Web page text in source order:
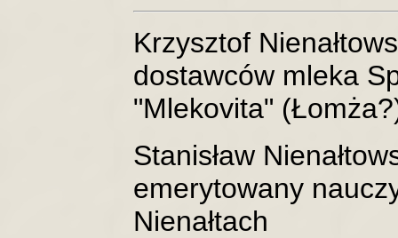
Krzysztof
dostawców mleka
"Mlekovita"
Stanisław
emerytowany
Nienałtach